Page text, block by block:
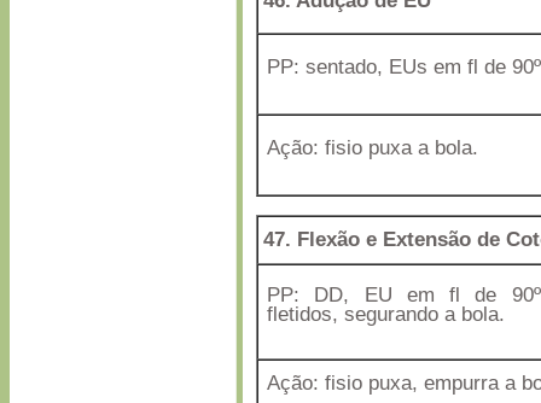
PP: sentado, EUs em fl de
Ação: fisio puxa a bola.
47. Flexão e Extensão de
PP: DD, EU em fl de
fletidos, segurando a bola.
Ação: fisio puxa, empurra a